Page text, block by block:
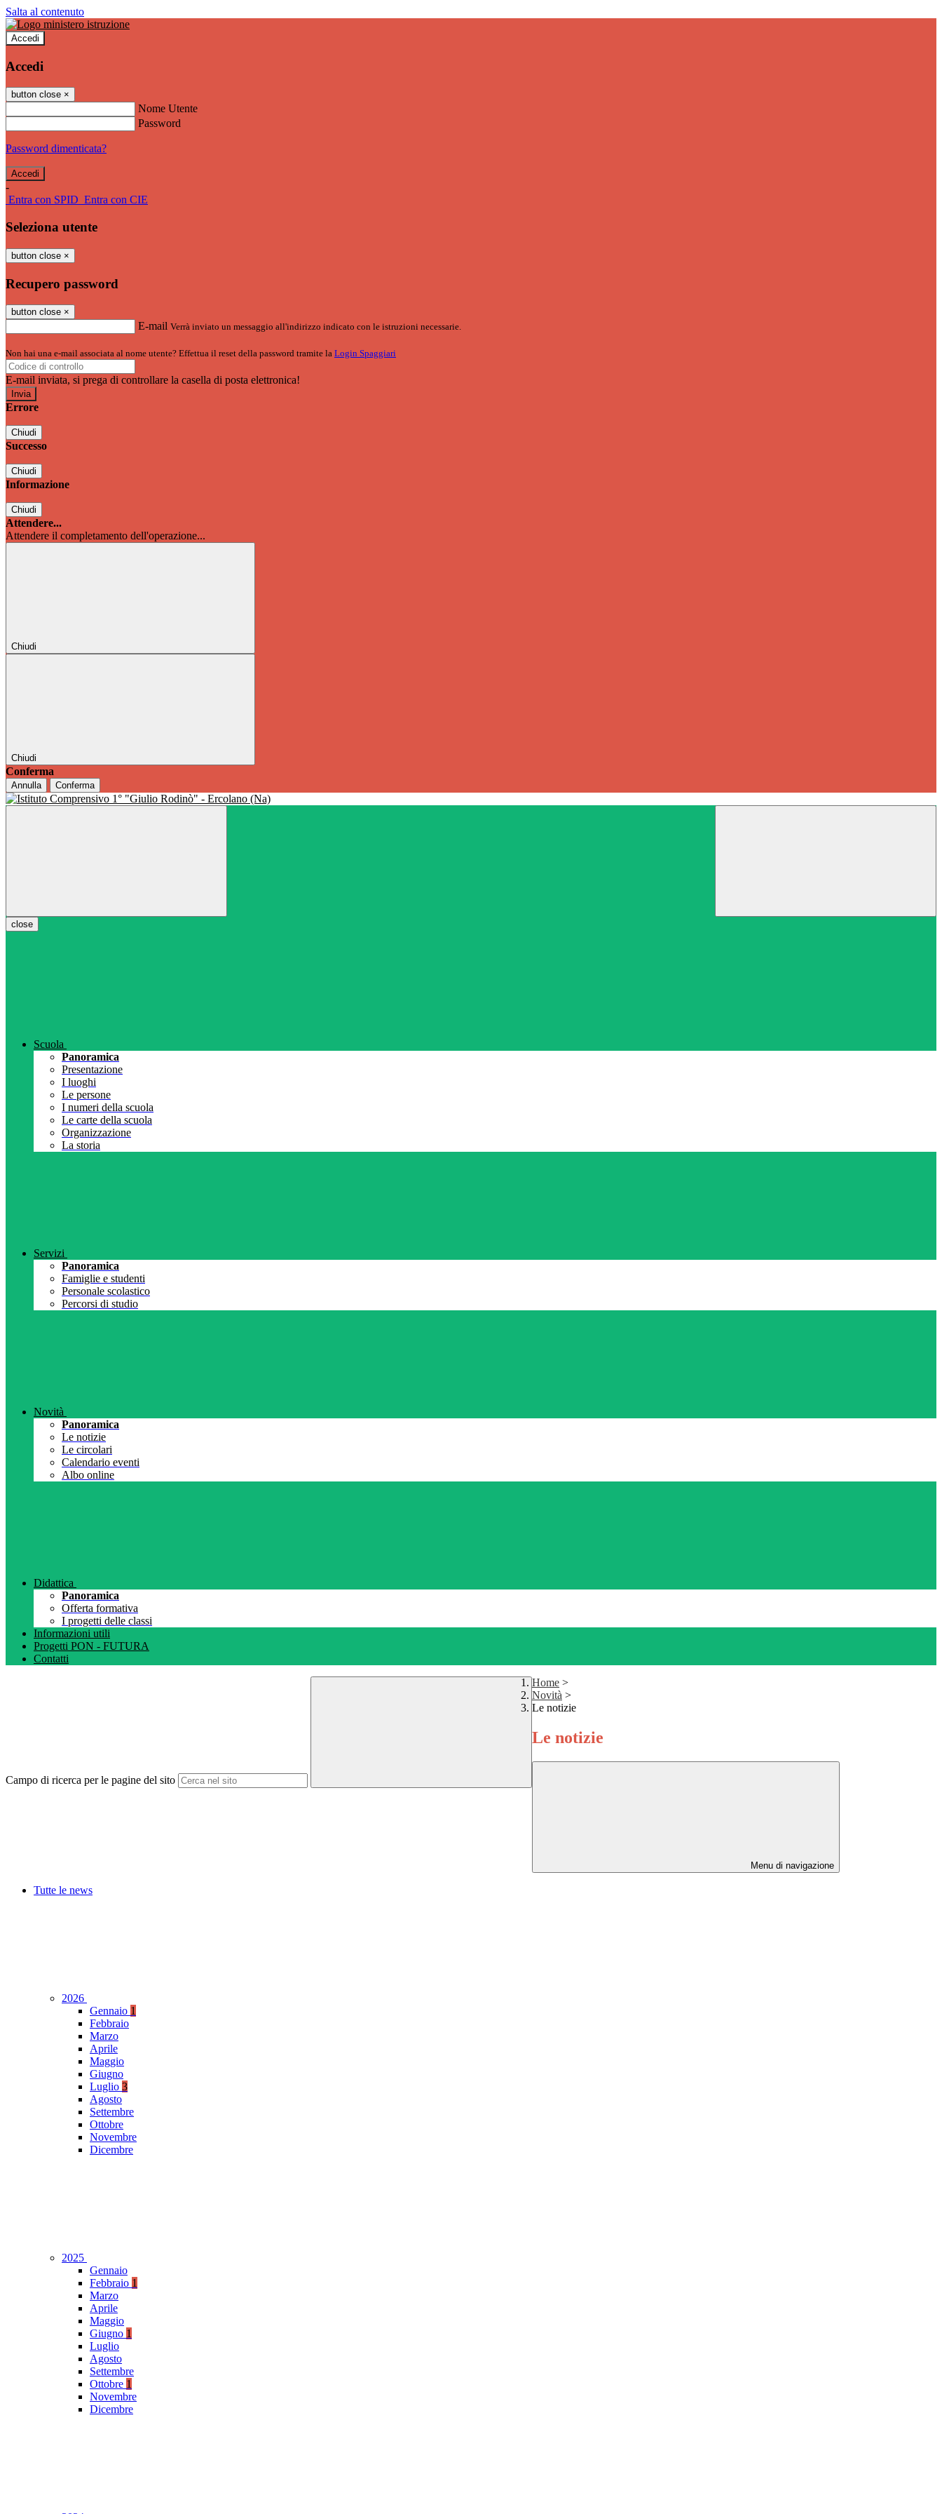
Salta al contenuto
Accedi
Accedi
button close ×
Nome Utente
Password
Password dimenticata?
-
Entra con SPID Entra con CIE
Seleziona utente
button close ×
Recupero password
button close ×
E-mail Verrà inviato un messaggio all'indirizzo indicato con le istruzioni necessarie.
Non hai una e-mail associata al nome utente? Effettua il reset della password tramite la Login Spaggiari
E-mail inviata, si prega di controllare la casella di posta elettronica!
Errore
Chiudi
Successo
Chiudi
Informazione
Chiudi
Attendere...
Attendere il completamento dell'operazione...
Chiudi
Chiudi
Conferma
Annulla Conferma
close
Scuola
Panoramica
Presentazione
I luoghi
Le persone
I numeri della scuola
Le carte della scuola
Organizzazione
La storia
Servizi
Panoramica
Famiglie e studenti
Personale scolastico
Percorsi di studio
Novità
Panoramica
Le notizie
Le circolari
Calendario eventi
Albo online
Didattica
Panoramica
Offerta formativa
I progetti delle classi
Informazioni utili
Progetti PON - FUTURA
Contatti
Campo di ricerca per le pagine del sito
Home >
Novità >
Le notizie
Le notizie
Menu di navigazione
Tutte le news
2026
Gennaio 1
Febbraio
Marzo
Aprile
Maggio
Giugno
Luglio 3
Agosto
Settembre
Ottobre
Novembre
Dicembre
2025
Gennaio
Febbraio 1
Marzo
Aprile
Maggio
Giugno 1
Luglio
Agosto
Settembre
Ottobre 1
Novembre
Dicembre